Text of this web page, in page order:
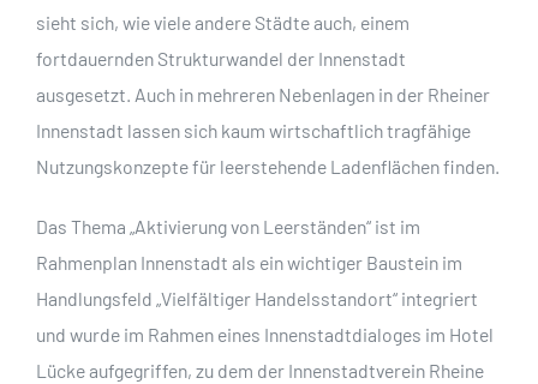
sieht sich, wie viele andere Städte auch, einem
fortdauernden Strukturwandel der Innenstadt
ausgesetzt. Auch in mehreren Nebenlagen in der Rheiner
Innenstadt lassen sich kaum wirtschaftlich tragfähige
Nutzungskonzepte für leerstehende Ladenflächen finden.
Das Thema „Aktivierung von Leerständen“ ist im
Rahmenplan Innenstadt als ein wichtiger Baustein im
Handlungsfeld „Vielfältiger Handelsstandort“ integriert
und wurde im Rahmen eines Innenstadtdialoges im Hotel
Lücke aufgegriffen, zu dem der Innenstadtverein Rheine